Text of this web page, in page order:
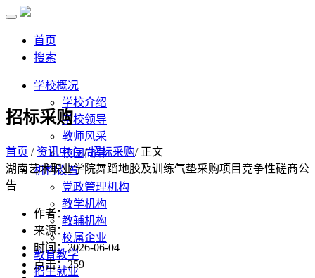
首页
搜索
学校概况
学校介绍
学校领导
教师风采
校园向导
机构设置
党政管理机构
教学机构
教辅机构
校属企业
教育教学
招生就业
招标采购
首页 / 资讯中心/招标采购/ 正文
湖南艺术职业学院舞蹈地胶及训练气垫采购项目竞争性磋商公
告
作者：
来源：
时间：2026-06-04
点击：259